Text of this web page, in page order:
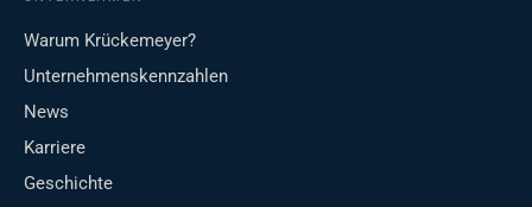
Warum Krückemeyer?
Unternehmenskennzahlen
News
Karriere
Geschichte